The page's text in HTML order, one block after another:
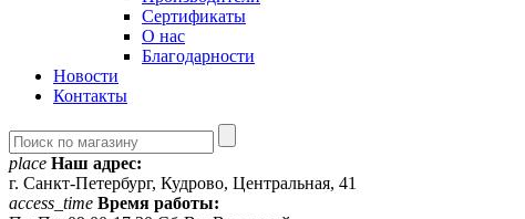
Сертификаты
О нас
Благодарности
Новости
Контакты
place Наш адрес:
г. Санкт-Петербург, Кудрово, Центральная, 41
access_time Время работы: